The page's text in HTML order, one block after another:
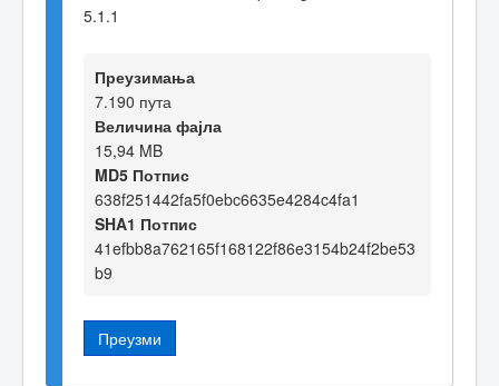
5.1.1
Преузимања
7.190 пута
Величина фајла
15,94 MB
MD5 Потпис
638f251442fa5f0ebc6635e4284c4fa1
SHA1 Потпис
41efbb8a762165f168122f86e3154b24f2be53
b9
Преузми